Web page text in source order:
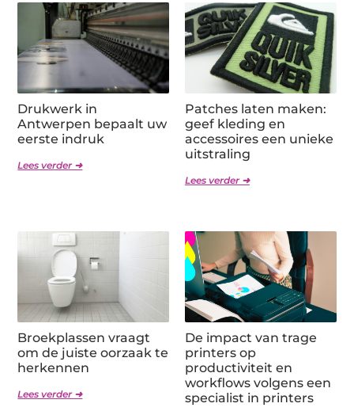
Drukwerk in
Antwerpen bepaalt uw
eerste indruk
Lees verder ➜
Patches laten maken:
geef kleding en
accessoires een unieke
uitstraling
Lees verder ➜
Broekplassen vraagt
om de juiste oorzaak te
herkennen
Lees verder ➜
De impact van trage
printers op
productiviteit en
workflows volgens een
specialist in printers